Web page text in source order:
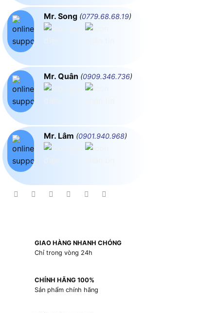
Mr. Song (0779.68.68.19)
Mr. Quân (0909.346.736)
Mr. Lâm (0901.940.968)
GIAO HÀNG NHANH CHÓNG
Chỉ trong vòng 24h
CHÍNH HÃNG 100%
Sản phẩm chính hãng